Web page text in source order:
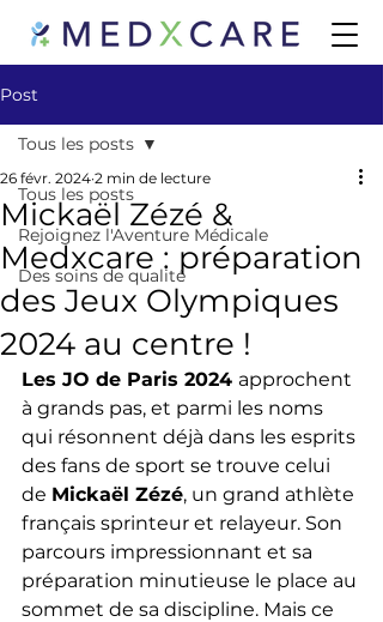
Post
Tous les posts
Rejoignez l'Aventure Médicale
Des soins de qualité
Tous les posts
Mickaël Zézé &
Medxcare : préparation
des Jeux Olympiques
2024 au centre !
26 févr. 2024 2 min de lecture
Les JO de Paris 2024 approchent
à grands pas, et parmi les noms
qui résonnent déjà dans les esprits
des fans de sport se trouve celui
de Mickaël Zézé, un grand athlète
français sprinteur et relayeur. Son
parcours impressionnant et sa
préparation minutieuse le place au
sommet de sa discipline. Mais ce